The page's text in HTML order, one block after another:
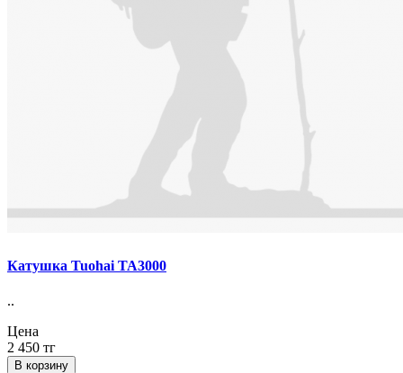
Катушка Tuohai TA3000
..
Цена
2 450 тг
В корзину